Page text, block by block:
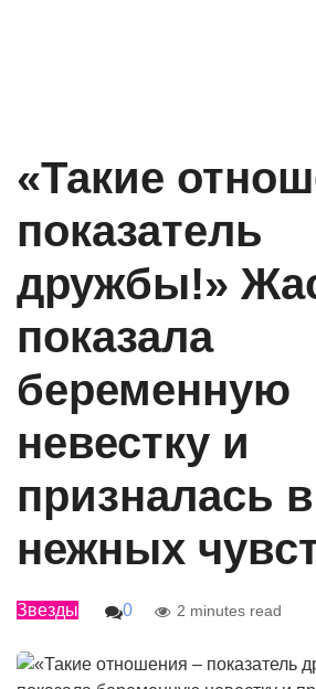
«Такие
показатель
дружбы!»
показала
беременную
невестку и
призналась в
нежных
Звезды 0 2 minutes read